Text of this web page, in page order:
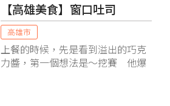
也沒有超過350元 大家都一直哀號
吃好飽
【高雄美食】窗口吐司
高雄市
上餐的時候，先是看到溢出的巧克
力醬，第一個想法是～挖賽 他爆